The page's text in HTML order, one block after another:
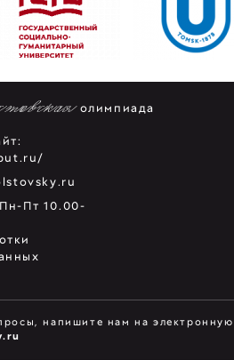
олимпиада
Пт 10.00-
напишите нам на электронную